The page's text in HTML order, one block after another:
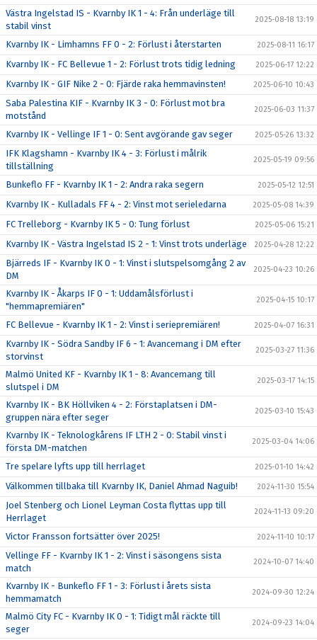
Västra Ingelstad IS - Kvarnby IK 1 - 4: Från underläge till
stabil vinst
2025-08-18 13:19
Kvarnby IK - Limhamns FF 0 - 2: Förlust i återstarten 2025-08-11 16:17
Kvarnby IK - FC Bellevue 1 - 2: Förlust trots tidig ledning 2025-06-17 12:22
Kvarnby IK - GIF Nike 2 - 0: Fjärde raka hemmavinsten! 2025-06-10 10:43
Saba Palestina KIF - Kvarnby IK 3 - 0: Förlust mot bra
motstånd
2025-06-03 11:37
Kvarnby IK - Vellinge IF 1 - 0: Sent avgörande gav seger 2025-05-26 13:32
IFK Klagshamn - Kvarnby IK 4 - 3: Förlust i målrik
tillställning
2025-05-19 09:56
Bunkeflo FF - Kvarnby IK 1 - 2: Andra raka segern 2025-05-12 12:51
Kvarnby IK - Kulladals FF 4 - 2: Vinst mot serieledarna 2025-05-08 14:39
FC Trelleborg - Kvarnby IK 5 - 0: Tung förlust 2025-05-06 15:21
Kvarnby IK - Västra Ingelstad IS 2 - 1: Vinst trots underläge 2025-04-28 12:22
Bjärreds IF - Kvarnby IK 0 - 1: Vinst i slutspelsomgång 2 av
DM
2025-04-23 10:26
Kvarnby IK - Åkarps IF 0 - 1: Uddamålsförlust i
"hemmapremiären"
2025-04-15 10:17
FC Bellevue - Kvarnby IK 1 - 2: Vinst i seriepremiären! 2025-04-07 16:31
Kvarnby IK - Södra Sandby IF 6 - 1: Avancemang i DM efter
storvinst
2025-03-27 11:36
Malmö United KF - Kvarnby IK 1 - 8: Avancemang till
slutspel i DM
2025-03-17 14:15
Kvarnby IK - BK Höllviken 4 - 2: Förstaplatsen i DM-
gruppen nära efter seger
2025-03-10 15:43
Kvarnby IK - Teknologkårens IF LTH 2 - 0: Stabil vinst i
första DM-matchen
2025-03-04 14:06
Tre spelare lyfts upp till herrlaget 2025-01-10 14:42
Välkommen tillbaka till Kvarnby IK, Daniel Ahmad Naguib! 2024-11-30 15:54
Joel Stenberg och Lionel Leyman Costa flyttas upp till
Herrlaget
2024-11-13 09:20
Victor Fransson fortsätter över 2025! 2024-11-10 10:17
Vellinge FF - Kvarnby IK 1 - 2: Vinst i säsongens sista
match
2024-10-07 14:40
Kvarnby IK - Bunkeflo FF 1 - 3: Förlust i årets sista
hemmamatch
2024-09-30 12:24
Malmö City FC - Kvarnby IK 0 - 1: Tidigt mål räckte till
seger
2024-09-23 14:04